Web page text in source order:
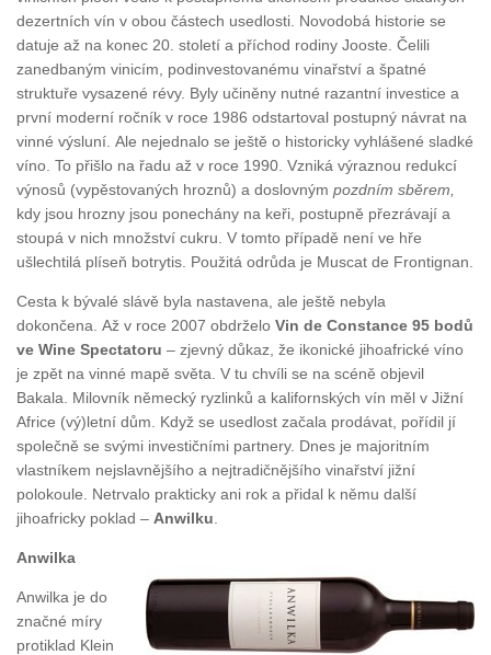
dezertních vín v obou částech usedlosti. Novodobá historie se
datuje až na konec 20. století a příchod rodiny Jooste. Čelili
zanedbaným vinicím, podinvestovanému vinařství a špatné
struktuře vysazené révy. Byly učiněny nutné razantní investice a
první moderní ročník v roce 1986 odstartoval postupný návrat na
vinné výsluní. Ale nejednalo se ještě o historicky vyhlášené sladké
víno. To přišlo na řadu až v roce 1990. Vzniká výraznou redukcí
výnosů (vypěstovaných hroznů) a doslovným pozdním sběrem,
kdy jsou hrozny jsou ponechány na keři, postupně přezrávají a
stoupá v nich množství cukru. V tomto případě není ve hře
ušlechtilá plíseň botrytis. Použitá odrůda je Muscat de Frontignan.
Cesta k bývalé slávě byla nastavena, ale ještě nebyla
dokončena. Až v roce 2007 obdrželo Vin de Constance 95 bodů
ve Wine Spectatoru – zjevný důkaz, že ikonické jihoafrické víno
je zpět na vinné mapě světa. V tu chvíli se na scéně objevil
Bakala. Milovník německý ryzlinků a kalifornských vín měl v Jižní
Africe (vý)letní dům. Když se usedlost začala prodávat, pořídil jí
společně se svými investičními partnery. Dnes je majoritním
vlastníkem nejslavnějšího a nejtradičnějšího vinařství jižní
polokoule. Netrvalo prakticky ani rok a přidal k němu další
jihoafricky poklad – Anwilku
Anwilka
Anwilka je do
značné míry
protiklad Klein